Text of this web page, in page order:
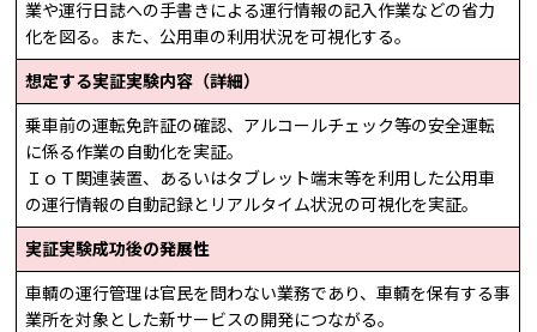
業や運行日誌への手書きによる運行情報の記入作業などの省力
化を図る。また、公用車の利用状況を可視化する。
想定する実証実験内容（詳細）
乗車前の運転免許証の確認、アルコールチェック等の安全運転
に係る作業の自動化を実証。
ＩｏＴ関連装置、あるいはタブレット端末等を利用した公用車
の運行情報の自動記録とリアルタイム状況の可視化を実証。
実証実験成功後の発展性
車輌の運行管理は官民を問わない業務であり、車輌を保有する事
業所を対象とした新サービスの開発につながる。